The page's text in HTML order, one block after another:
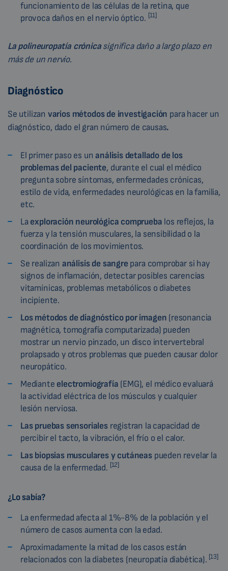
funcionamiento de las células de la retina, que
provoca daños en el nervio óptico. [11]
La polineuropatía crónicasignifica daño a largo plazo en
más de un nervio.
Diagnóstico
Se utilizan varios métodos de investigación para hacer un
diagnóstico, dado el gran número de causas.
El primer paso es unanálisis detallado de los
problemas del paciente, durante el cual el médico
pregunta sobre síntomas, enfermedades crónicas,
estilo de vida, enfermedades neurológicas en la familia,
etc.
Laexploración neurológica comprueba los reflejos, la
fuerza y la tensión musculares, la sensibilidad o la
coordinación de los movimientos.
Se realizan análisis de sangrepara comprobar si hay
signos de inflamación, detectar posibles carencias
vitamínicas, problemas metabólicos o diabetes
incipiente.
Los métodos de diagnóstico por imagen (resonancia
magnética, tomografía computarizada) pueden
mostrar un nervio pinzado, un disco intervertebral
prolapsado y otros problemas que pueden causar dolor
neuropático.
Mediante electromiografía (EMG), el médico evaluará
la actividad eléctrica de los músculos y cualquier
lesión nerviosa.
Las pruebas sensorialesregistran la capacidad de
percibir el tacto, la vibración, el frío o el calor.
Las biopsias musculares y cutáneaspueden revelar la
causa de la enfermedad. [12]
¿Lo sabía?
La enfermedad afecta al 1%-8% de la población y el
número de casos aumenta con la edad.
Aproximadamente la mitad de los casos están
relacionados con la diabetes (neuropatía diabética). [13]